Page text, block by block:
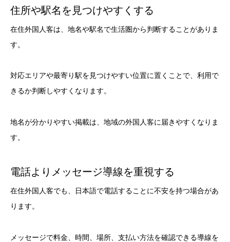
住所や駅名を見つけやすくする
在住外国人客は、地名や駅名で生活圏から判断することがありま
す。
対応エリアや最寄り駅を見つけやすい位置に置くことで、利用で
きるか判断しやすくなります。
地名が分かりやすい掲載は、地域の外国人客に届きやすくなりま
す。
電話よりメッセージ導線を重視する
在住外国人客でも、日本語で電話することに不安を持つ場合があ
ります。
メッセージで料金、時間、場所、支払い方法を確認できる導線を